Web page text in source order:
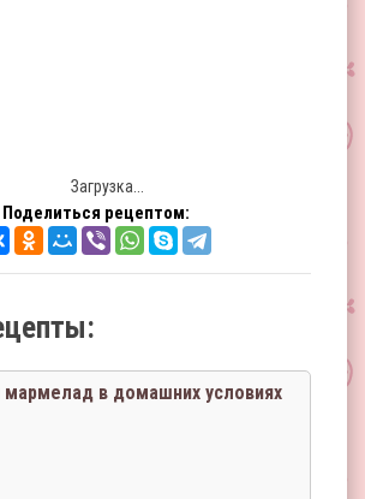
Загрузка...
Поделиться рецептом:
в домашних условиях